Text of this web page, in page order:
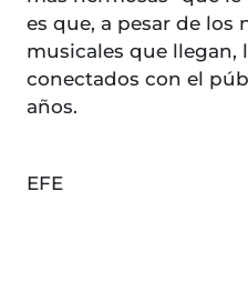
es que, a pesar de los
musicales que llegan,
conectados con el
años.
EFE